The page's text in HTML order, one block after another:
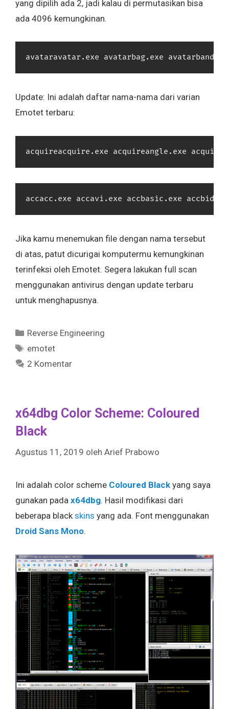
yang dipilih ada 2, jadi kalau di permutasikan bisa
ada 4096 kemungkinan.
Update: Ini adalah daftar nama-nama dari varian
Emotet terbaru:
Jika kamu menemukan file dengan nama tersebut
di atas, patut dicurigai komputermu kemungkinan
terinfeksi oleh Emotet. Segera lakukan full scan
menggunakan antivirus dengan update terbaru
untuk menghapusnya.
Kategori
Reverse Engineering
Tag
emotet
2 Komentar
x64dbg Color Scheme: Coloured
Black
Agustus 11, 2019 oleh Arief Prabowo
Ini adalah color scheme Coloured Black yang saya
gunakan pada x64dbg. Hasil modifikasi dari
beberapa blackskins yang ada. Font menggunakan
Droid Sans Mono.